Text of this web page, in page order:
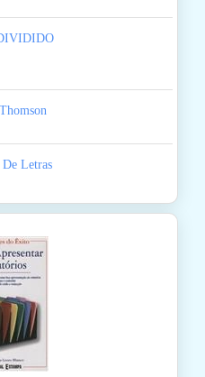
Letras